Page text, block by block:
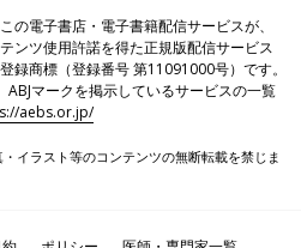
の電子書店・電子書籍配信サービスが、
ンツ使用許諾を得た正規版配信サービス
録商標（登録番号 第11091000号）です。
ABJマークを掲示しているサービスの一覧
aebs.or.jp/
イラスト等のコンテンツの無断転載を禁じま